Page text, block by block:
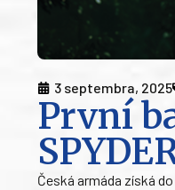
3 septembra, 2025
První
Česká armáda získá